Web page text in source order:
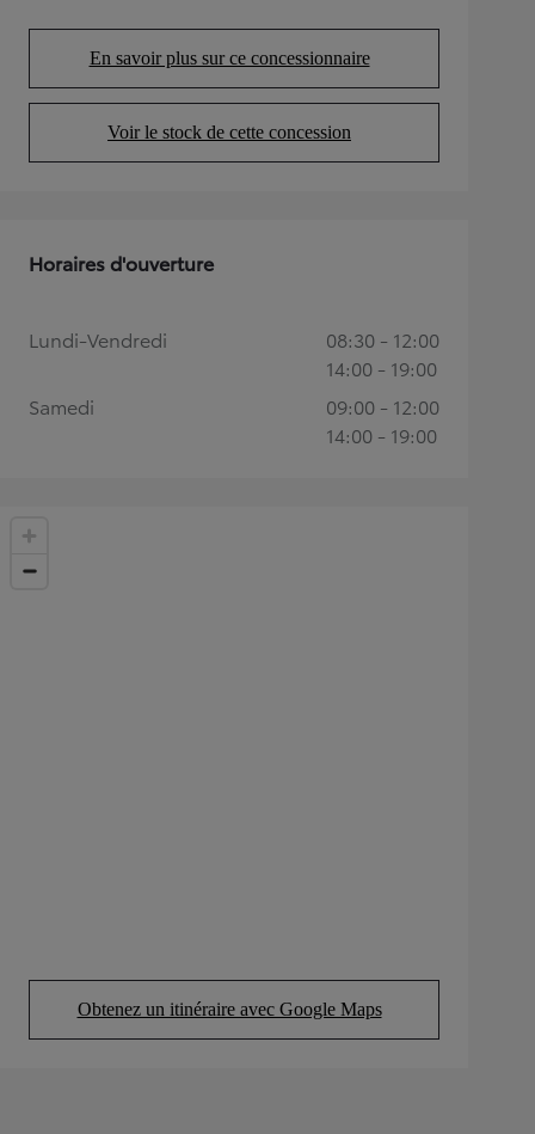
En savoir plus sur ce concessionnaire
(Opens in new tab)
Voir le stock de cette concession
(Opens in new tab)
Obtenez un itinéraire avec Google Maps
(Opens in new tab)
Horaires d'ouverture
Lundi-Vendredi
08:30 - 12:00
14:00 - 19:00
Samedi
09:00 - 12:00
14:00 - 19:00